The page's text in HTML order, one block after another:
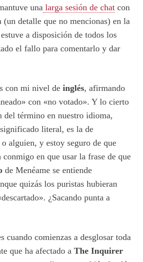
una larga sesión de chat con
(un detalle que no mencionas) en la
a disposición de todos los
el fallo para comentarlo y dar
con mi nivel de inglés, afirmando
con «no votado». Y lo cierto
del término en nuestro idioma,
literal, es la de
alguien, y estoy seguro de que
en que usar la frase de que
de Menéame se entiende
quizás los puristas hubieran
¿Sacando punta a
cuando comienzas a desglosar toda
que ha afectado a The Inquirer